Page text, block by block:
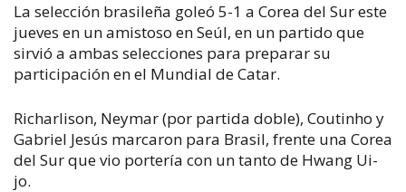
La selección brasileña goleó 5-1 a Corea del Sur este
jueves en un amistoso en Seúl, en un partido que
sirvió a ambas selecciones para preparar su
participación en el Mundial de Catar.
Richarlison, Neymar (por partida doble), Coutinho y
Gabriel Jesús marcaron para Brasil, frente una Corea
del Sur que vio portería con un tanto de Hwang Ui-
jo.